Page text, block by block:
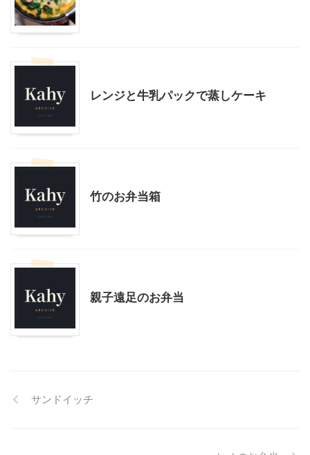
レンジと牛乳パックで蒸しケーキ
竹のお弁当箱
親子遠足のお弁当
サンドイッチ